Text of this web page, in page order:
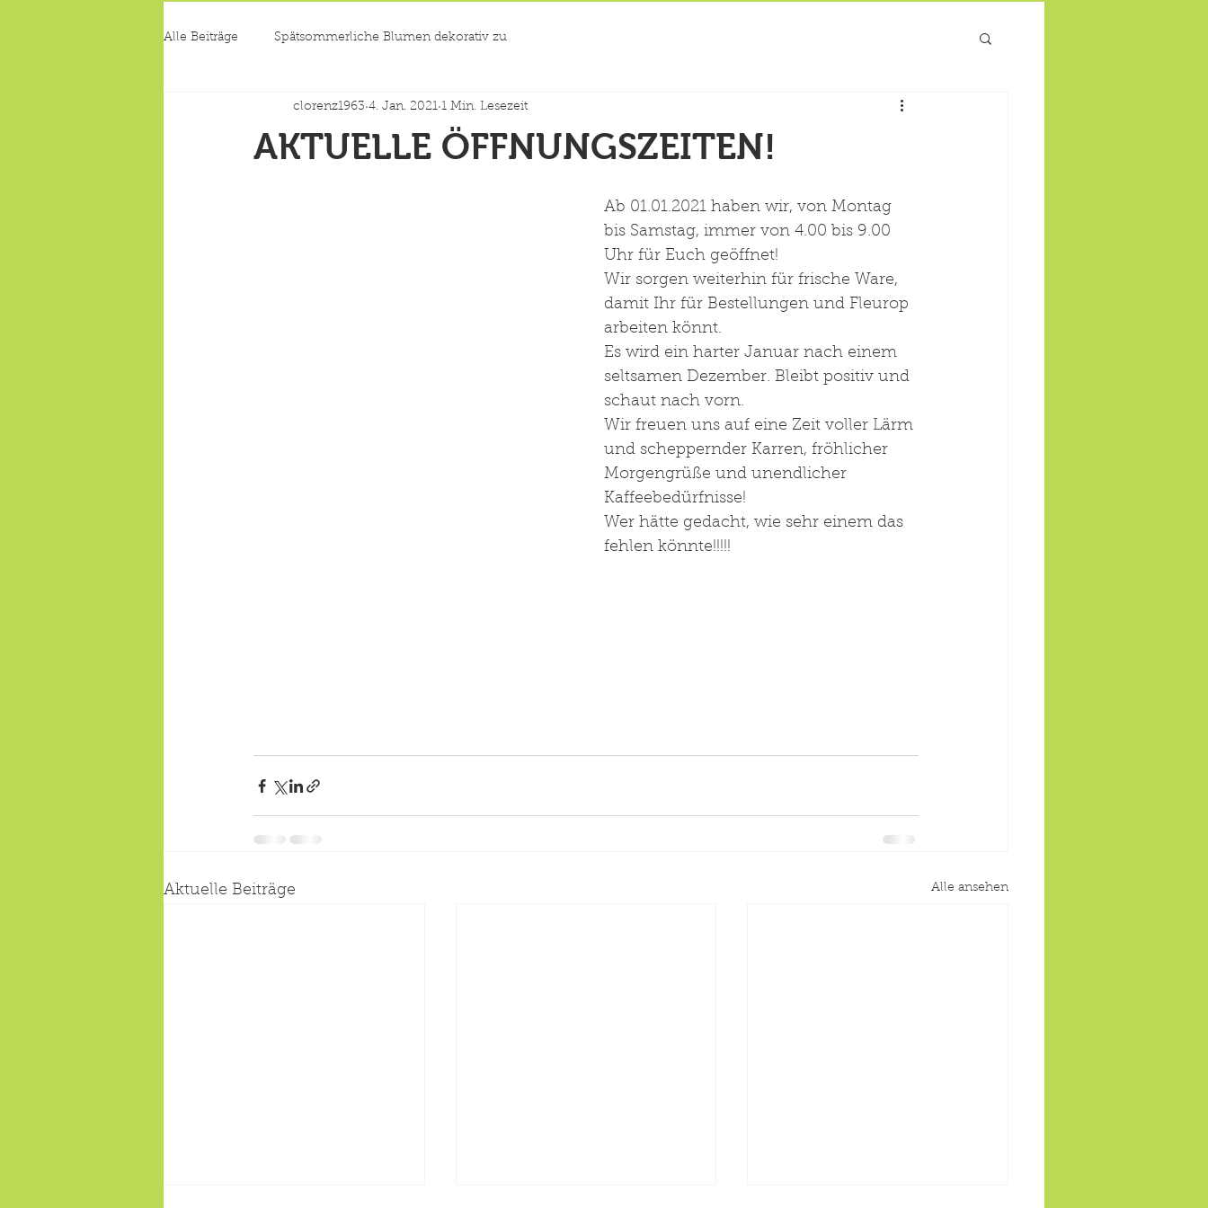
Alle Beiträge Spätsommerliche Blumen dekorativ zu
AKTUELLE ÖFFNUNGSZEITEN!
clorenz1963 4. Jan. 2021 1 Min. Lesezeit
Ab 01.01.2021 haben wir, von Montag
bis Samstag, immer von 4.00 bis 9.00
Uhr für Euch geöffnet!
Wir sorgen weiterhin für frische Ware,
damit Ihr für Bestellungen und Fleurop
arbeiten könnt.
Es wird ein harter Januar nach einem
seltsamen Dezember. Bleibt positiv und
schaut nach vorn.
Wir freuen uns auf eine Zeit voller Lärm
und scheppernder Karren, fröhlicher
Morgengrüße und unendlicher
Kaffeebedürfnisse!
Wer hätte gedacht, wie sehr einem das
fehlen könnte!!!!!
Aktuelle Beiträge Alle ansehen